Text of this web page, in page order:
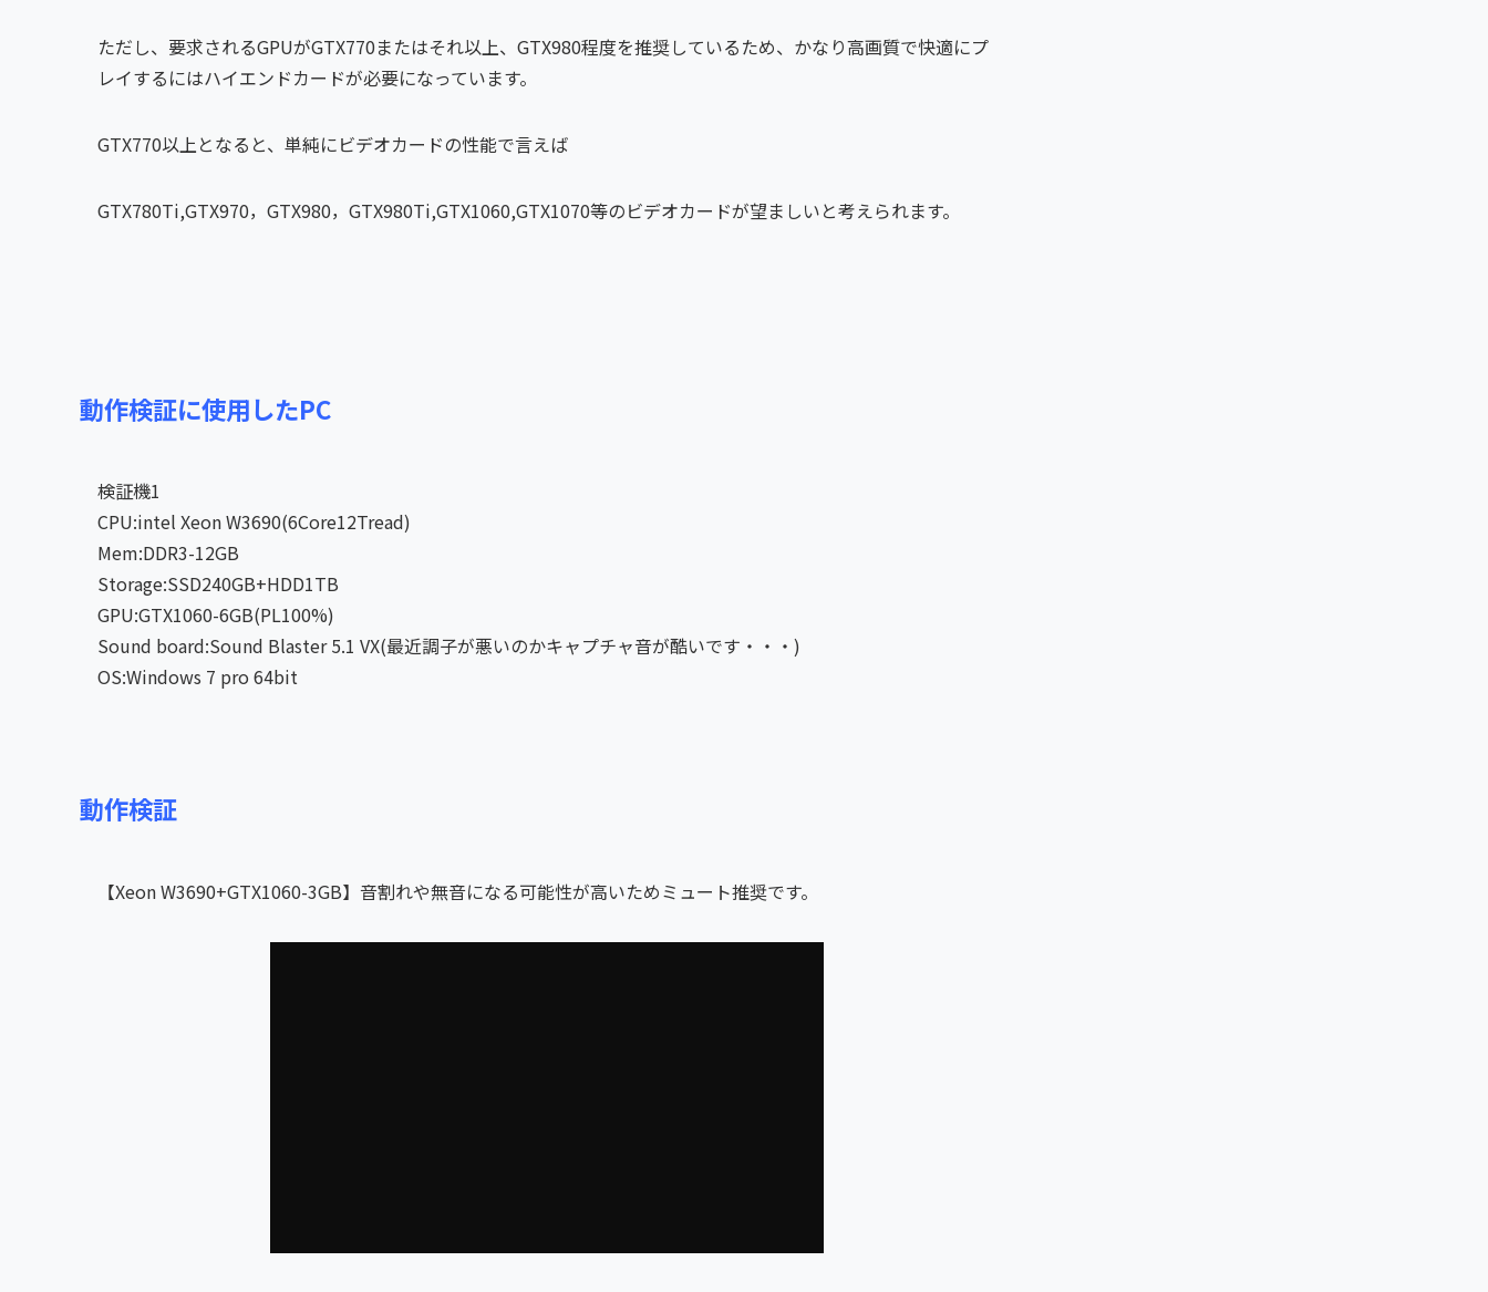
ただし、要求されるGPUがGTX770またはそれ以上、GTX980程度を推奨しているため、かなり高画質で快適にプ
レイするにはハイエンドカードが必要になっています。
GTX770以上となると、単純にビデオカードの性能で言えば
GTX780Ti,GTX970，GTX980，GTX980Ti,GTX1060,GTX1070等のビデオカードが望ましいと考えられます。
動作検証に使用したPC
検証機1
CPU:intel Xeon W3690(6Core12Tread)
Mem:DDR3-12GB
Storage:SSD240GB+HDD1TB
GPU:GTX1060-6GB(PL100%)
Sound board:Sound Blaster 5.1 VX(最近調子が悪いのかキャプチャ音が酷いです・・・)
OS:Windows 7 pro 64bit
動作検証
【Xeon W3690+GTX1060-3GB】音割れや無音になる可能性が高いためミュート推奨です。